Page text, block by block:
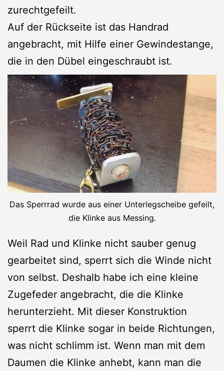
zurechtgefeilt.
Auf der Rückseite ist das Handrad
angebracht, mit Hilfe einer Gewindestange,
die in den Dübel eingeschraubt ist.
Das Sperrrad wurde aus einer Unterlegscheibe gefeilt,
die Klinke aus Messing.
Weil Rad und Klinke nicht sauber genug
gearbeitet sind, sperrt sich die Winde nicht
von selbst. Deshalb habe ich eine kleine
Zugefeder angebracht, die die Klinke
herunterzieht. Mit dieser Konstruktion
sperrt die Klinke sogar in beide Richtungen,
was nicht schlimm ist. Wenn man mit dem
Daumen die Klinke anhebt, kann man die